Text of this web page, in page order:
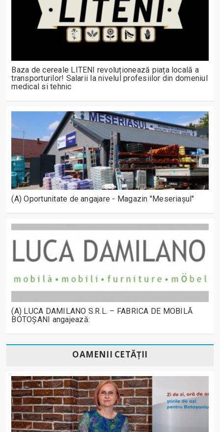
Baza de cereale LITENI revoluționează piața locală a
transporturilor! Salarii la nivelul profesiilor din domeniul
medical si tehnic
(A) Oportunitate de angajare - Magazin "Meseriașul"
(A) LUCA DAMILANO S.R.L. – FABRICA DE MOBILĂ
BOTOȘANI angajează:
OAMENII CETĂȚII